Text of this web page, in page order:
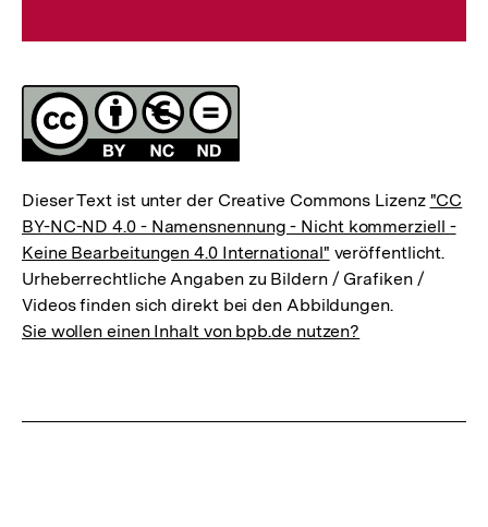
Lizenz
Dieser Text ist unter der Creative Commons Lizenz "CC
BY-NC-ND 4.0 - Namensnennung - Nicht kommerziell -
Keine Bearbeitungen 4.0 International" veröffentlicht.
Urheberrechtliche Angaben zu Bildern / Grafiken /
Videos finden sich direkt bei den Abbildungen.
Sie wollen einen Inhalt von bpb.de nutzen?